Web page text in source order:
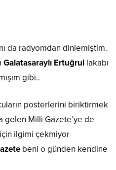
da radyomdan dinlemiştim.
Galatasaraylı Ertuğrul lakabı
gibi..
posterlerini biriktirmek
gelen Milli Gazete’ye de
ilgimi çekmiyor
beni o günden kendine